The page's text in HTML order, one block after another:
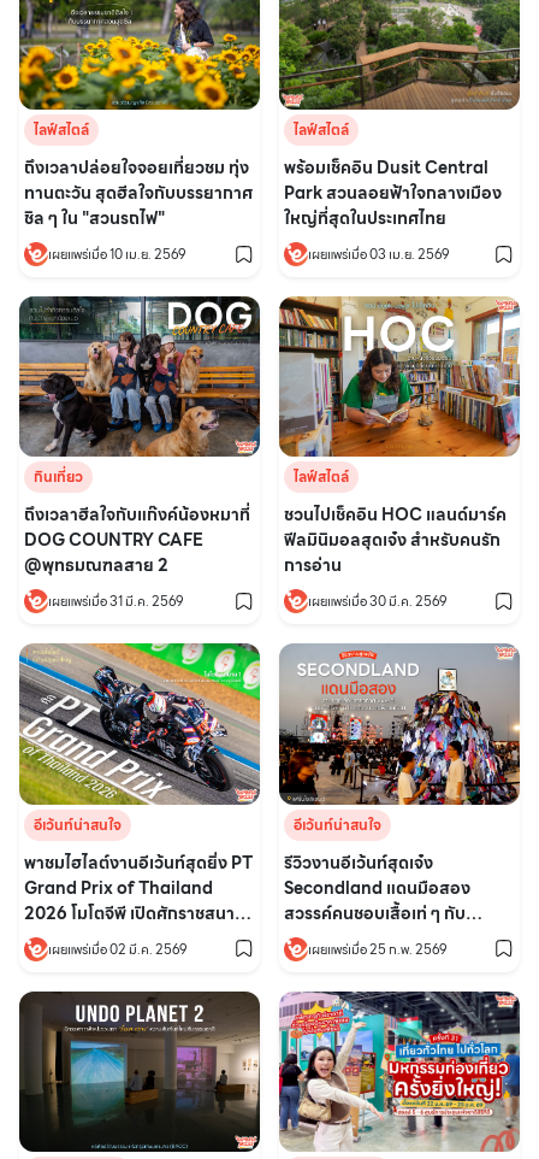
ไลฟ์สไตล์
ถึงเวลาปล่อยใจจอยเที่ยวชม ทุ่ง
ทานตะวัน สุดฮีลใจกับบรรยากาศ
ชิล ๆ ใน "สวนรถไฟ"
เผยแพร่เมื่อ 10 เม.ย. 2569
ไลฟ์สไตล์
พร้อมเช็คอิน Dusit Central
Park สวนลอยฟ้าใจกลางเมือง
ใหญ่ที่สุดในประเทศไทย
เผยแพร่เมื่อ 03 เม.ย. 2569
กินเที่ยว
ถึงเวลาฮีลใจกับแก๊งค์น้องหมาที่
DOG COUNTRY CAFE
@พุทธมณฑลสาย 2
เผยแพร่เมื่อ 31 มี.ค. 2569
ไลฟ์สไตล์
ชวนไปเช็คอิน HOC แลนด์มาร์ค
ฟีลมินิมอลสุดเจ๋ง สำหรับคนรัก
การอ่าน
เผยแพร่เมื่อ 30 มี.ค. 2569
อีเว้นท์น่าสนใจ
พาชมไฮไลต์งานอีเว้นท์สุดยิ่ง PT
Grand Prix of Thailand
2026 โมโตจีพี เปิดศักราชสนาม
ประเทศไทย สนุก สุดมันส์ ครบรส
เผยแพร่เมื่อ 02 มี.ค. 2569
อีเว้นท์น่าสนใจ
รีวิวงานอีเว้นท์สุดเจ๋ง
Secondland แดนมือสอง
สวรรค์คนชอบเสื้อเท่ ๆ กับ
คอนเสิร์ตสุดมันส์โดดกันดาดฟ้า
สะเทือน
เผยแพร่เมื่อ 25 ก.พ. 2569